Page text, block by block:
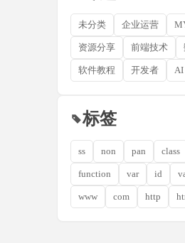
未分类 企业运营
资源分享 前端技术
软件教程 开发者 AI
标签
ss non pan class
function var id
www com http